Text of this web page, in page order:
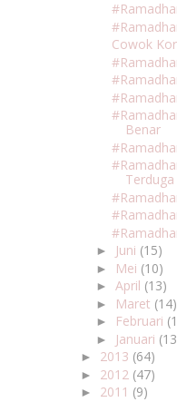
Cowok
Benar
Terduga
► Juni (15)
► Mei (10)
►April (13)
► Maret (14)
► Februari
► Januari
► 2013 (64)
► 2012 (47)
► 2011 (9)